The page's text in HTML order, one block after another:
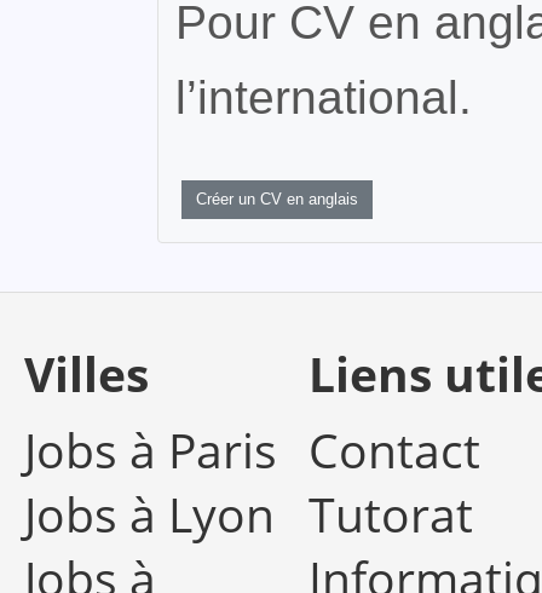
Pour CV en
l’international.
Créer un CV en anglais
Villes
Jobs à Paris
Jobs à Lyon
Jobs à
Liens
Contact
Tutorat